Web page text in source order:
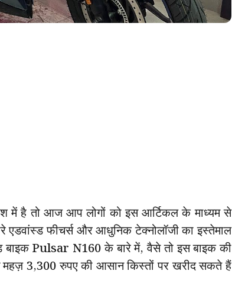
है तो आज आप लोगों को इस आर्टिकल के माध्यम से
फीचर्स और आधुनिक टेक्नोलॉजी का इस्तेमाल
Pulsar N160 के बारे में, वैसे तो इस बाइक की
3,300 रुपए की आसान किस्तों पर खरीद सकते हैं